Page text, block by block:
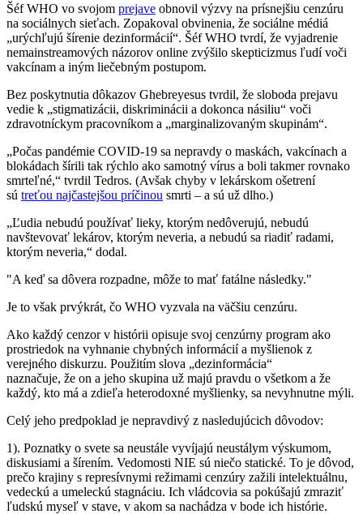
Šéf WHO vo svojom prejave obnovil výzvy na prísnejšiu cenzúru
na sociálnych sieťach. Zopakoval obvinenia, že sociálne médiá
„urýchľujú šírenie dezinformácií“. Šéf WHO tvrdí, že vyjadrenie
nemainstreamových názorov online zvýšilo skepticizmus ľudí voči
vakcínam a iným liečebným postupom.
Bez poskytnutia dôkazov Ghebreyesus tvrdil, že sloboda prejavu
vedie k „stigmatizácii, diskriminácii a dokonca násiliu“ voči
zdravotníckym pracovníkom a „marginalizovaným skupinám“.
„Počas pandémie COVID-19 sa nepravdy o maskách, vakcínach a
blokádach šírili tak rýchlo ako samotný vírus a boli takmer rovnako
smrteľné,“ tvrdil Tedros. (Avšak chyby v lekárskom ošetrení
sú treťou najčastejšou príčinou smrti – a sú už dlho.)
„Ľudia nebudú používať lieky, ktorým nedôverujú, nebudú
navštevovať lekárov, ktorým neveria, a nebudú sa riadiť radami,
ktorým neveria,“ dodal.
"A keď sa dôvera rozpadne, môže to mať fatálne následky."
Je to však prvýkrát, čo WHO vyzvala na väčšiu cenzúru.
Ako každý cenzor v histórii opisuje svoj cenzúrny program ako
prostriedok na vyhnanie chybných informácií a myšlienok z
verejného diskurzu. Použitím slova „dezinformácia“
naznačuje, že on a jeho skupina už majú pravdu o všetkom a že
každý, kto má a zdieľa heterodoxné myšlienky, sa nevyhnutne mýli.
Celý jeho predpoklad je nepravdivý z nasledujúcich dôvodov:
1). Poznatky o svete sa neustále vyvíjajú neustálym výskumom,
diskusiami a šírením. Vedomosti NIE sú niečo statické. To je dôvod,
prečo krajiny s represívnymi režimami cenzúry zažili intelektuálnu,
vedeckú a umeleckú stagnáciu. Ich vládcovia sa pokúšajú zmraziť
ľudskú myseľ v stave, v akom sa nachádza v bode ich histórie.